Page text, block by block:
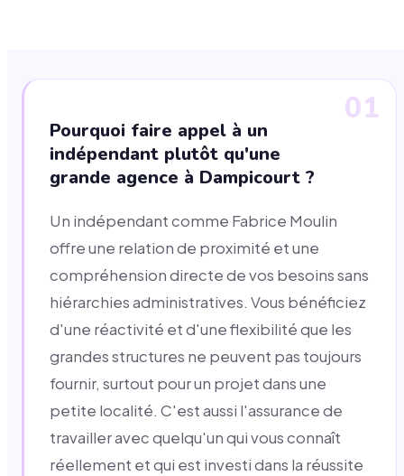
01
Pourquoi faire appel à un
indépendant plutôt qu'une
grande agence à Dampicourt ?
Un indépendant comme Fabrice Moulin
offre une relation de proximité et une
compréhension directe de vos besoins sans
hiérarchies administratives. Vous bénéficiez
d'une réactivité et d'une flexibilité que les
grandes structures ne peuvent pas toujours
fournir, surtout pour un projet dans une
petite localité. C'est aussi l'assurance de
travailler avec quelqu'un qui vous connaît
réellement et qui est investi dans la réussite